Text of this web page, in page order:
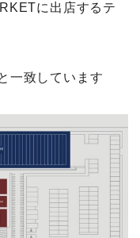
に出店するテ
一致しています